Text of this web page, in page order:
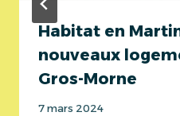
Habitat en
nouveaux
Gros-Morne
7 mars 2024